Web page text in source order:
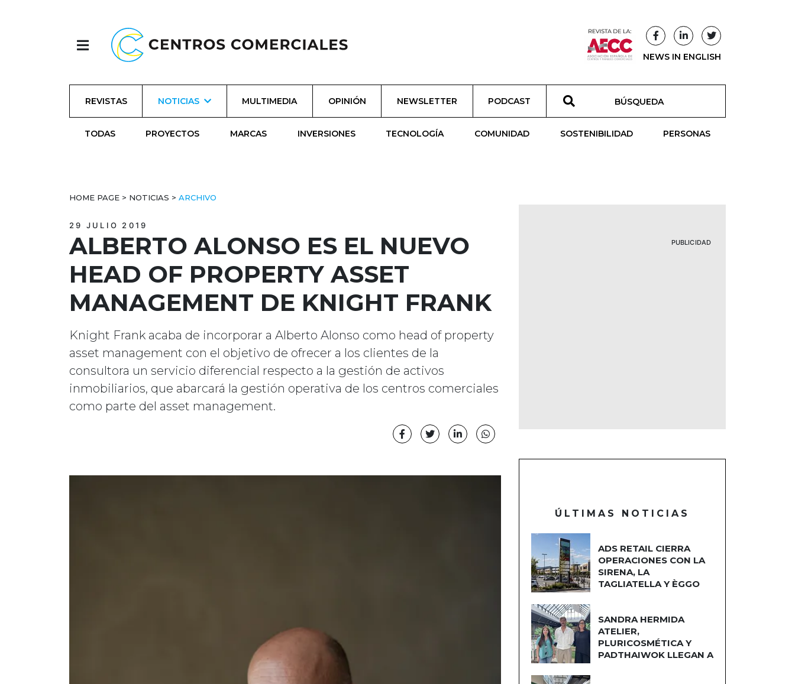
NEWS IN ENGLISH
REVISTAS NOTICIAS MULTIMEDIA OPINIÓN NEWSLETTER PODCAST
TODAS PROYECTOS MARCAS INVERSIONES TECNOLOGÍA COMUNIDAD SOSTENIBILIDAD PERSONAS
HOME PAGE > NOTICIAS > ARCHIVO
29 JULIO 2019
ALBERTO ALONSO ES EL NUEVO
HEAD OF PROPERTY ASSET
MANAGEMENT DE KNIGHT FRANK
Knight Frank acaba de incorporar a Alberto Alonso como head of property
asset management con el objetivo de ofrecer a los clientes de la
consultora un servicio diferencial respecto a la gestión de activos
inmobiliarios, que abarcará la gestión operativa de los centros comerciales
como parte del asset management.
PUBLICIDAD
ÚLTIMAS NOTICIAS
ADS RETAIL CIERRA
OPERACIONES CON LA
SIRENA, LA
TAGLIATELLA Y ÈGGO
SANDRA HERMIDA
ATELIER,
PLURICOSMÉTICA Y
PADTHAIWOK LLEGAN A